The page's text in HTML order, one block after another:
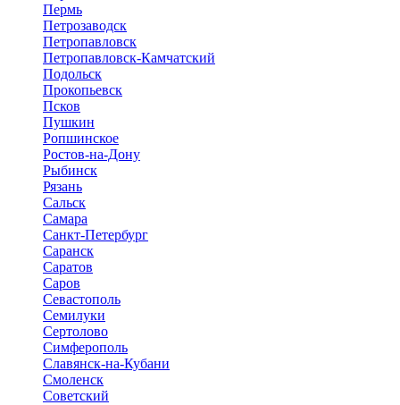
Пермь
Петрозаводск
Петропавловск
Петропавловск-Камчатский
Подольск
Прокопьевск
Псков
Пушкин
Ропшинское
Ростов-на-Дону
Рыбинск
Рязань
Сальск
Самара
Санкт-Петербург
Саранск
Саратов
Саров
Севастополь
Семилуки
Сертолово
Симферополь
Славянск-на-Кубани
Смоленск
Советский